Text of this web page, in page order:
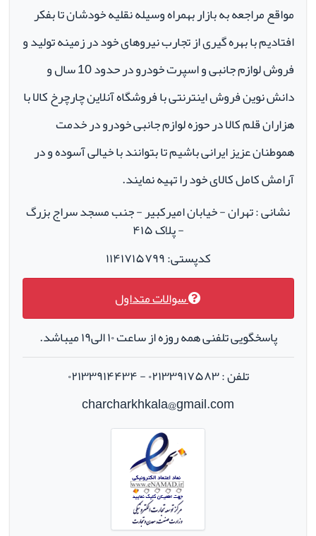
مواقع مراجعه به بازار بهمراه وسیله نقلیه خودشان تا بفکر
افتادیم با بهره گیری از تجارب نیروهای خود در زمینه تولید و
فروش لوازم جانبی و اسپرت خودرو در حدود 10 سال و
دانش نوین فروش اینترنتی با فروشگاه آنلاین چارچرخ کالا با
هزاران قلم کالا در حوزه لوازم جانبی خودرو در خدمت
هموطنان عزیز ایرانی باشیم تا بتوانند با خیالی آسوده و در
آرامش کامل کالای خود را تهیه نمایند.
نشانی : تهران - خیابان امیرکبیر - جنب مسجد سراج بزرگ
- پلاک ۴۱۵
کدپستی: ۱۱۴۱۷۱۵۷۹۹
سوالات متداول
پاسخگویی تلفنی همه روزه از ساعت ۱۰ الی۱۹ میباشد.
تلفن : ۰۲۱۳۳۹۱۷۵۸۳ - ۰۲۱۳۳۹۱۴۴۳۴
charcharkhkala@gmail.com